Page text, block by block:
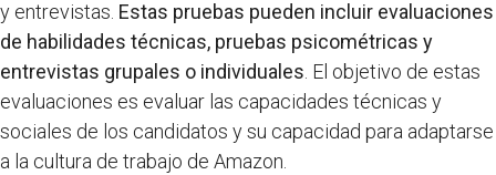
y entrevistas. Estas pruebas pueden incluir evaluaciones
de habilidades técnicas, pruebas psicométricas y
entrevistas grupales o individuales. El objetivo de estas
evaluaciones es evaluar las capacidades técnicas y
sociales de los candidatos y su capacidad para adaptarse
a la cultura de trabajo de Amazon.